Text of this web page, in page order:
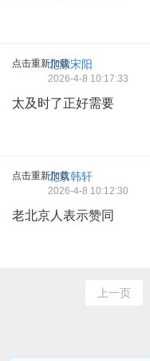
点击重新加载北漂宋阳
2026-4-8 10:17:33
太及时了正好需要
点击重新加载北京韩轩
2026-4-8 10:12:30
老北京人表示赞同
上一页